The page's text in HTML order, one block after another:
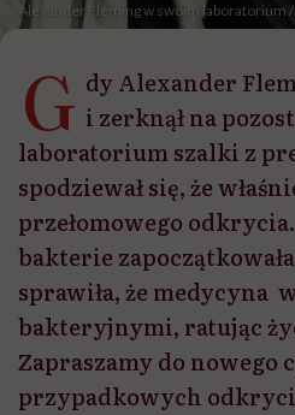
Alexander Fleming w swoim laboratorium
G dy Alexander
i zerknął na
laboratorium szalki z
spodziewał się, że
przełomowego
bakterie
sprawiła, że medycyna
bakteryjnymi, ratując
Zapraszamy do nowego
przypadkowych